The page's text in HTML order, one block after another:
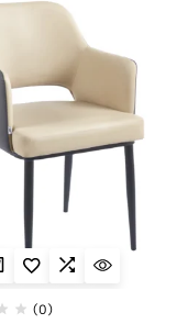
(0)